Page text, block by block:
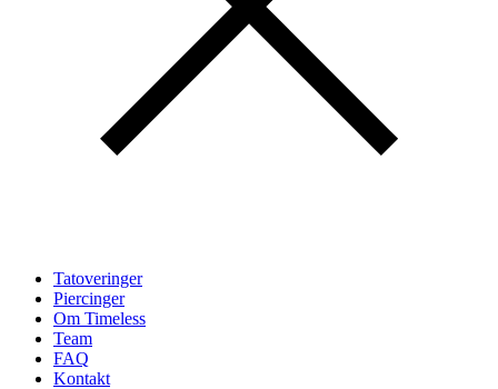
Tatoveringer
Piercinger
Om Timeless
Team
FAQ
Kontakt